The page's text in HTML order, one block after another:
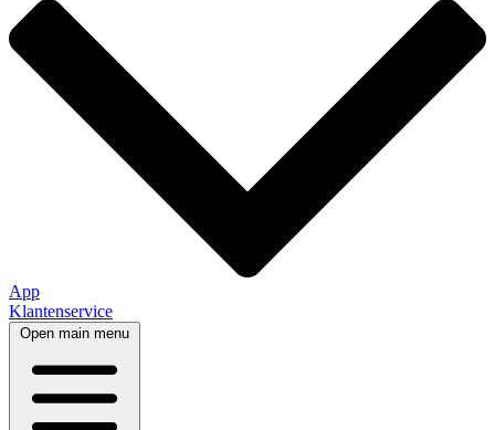
App
Klantenservice
Open main menu